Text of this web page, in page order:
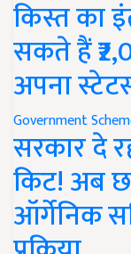
किस्त का
सकते हैं
अपना
Government
सरकार दे
किट! अब
ऑर्गेनिक